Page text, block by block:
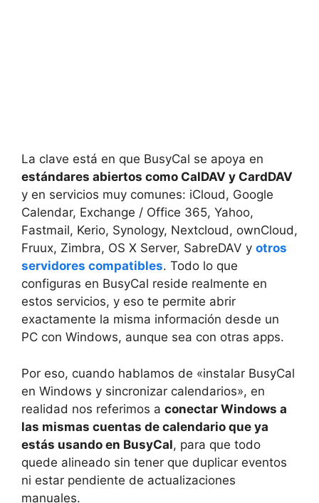
La clave está en que BusyCal se apoya en
estándares abiertos como CalDAV y CardDAV
y en servicios muy comunes: iCloud, Google
Calendar, Exchange / Office 365, Yahoo,
Fastmail, Kerio, Synology, Nextcloud, ownCloud,
Fruux, Zimbra, OS X Server, SabreDAV y otros
servidores compatibles. Todo lo que
configuras en BusyCal reside realmente en
estos servicios, y eso te permite abrir
exactamente la misma información desde un
PC con Windows, aunque sea con otras apps.
Por eso, cuando hablamos de «instalar BusyCal
en Windows y sincronizar calendarios», en
realidad nos referimos a conectar Windows a
las mismas cuentas de calendario que ya
estás usando en BusyCal, para que todo
quede alineado sin tener que duplicar eventos
ni estar pendiente de actualizaciones
manuales.